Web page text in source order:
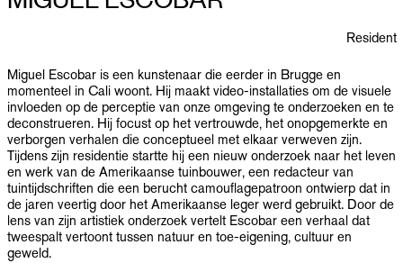
PUBLICATIES
INFO
NL EN
Resident
Miguel Escobar is een kunstenaar die eerder in Brugge en
momenteel in Cali woont. Hij maakt video-installaties om de visuele
invloeden op de perceptie van onze omgeving te onderzoeken en te
deconstrueren. Hij focust op het vertrouwde, het onopgemerkte en
verborgen verhalen die conceptueel met elkaar verweven zijn.
Tijdens zijn residentie startte hij een nieuw onderzoek naar het leven
en werk van de Amerikaanse tuinbouwer, een redacteur van
tuintijdschriften die een berucht camouflagepatroon ontwierp dat in
de jaren veertig door het Amerikaanse leger werd gebruikt. Door de
lens van zijn artistiek onderzoek vertelt Escobar een verhaal dat
tweespalt vertoont tussen natuur en toe-eigening, cultuur en
geweld.